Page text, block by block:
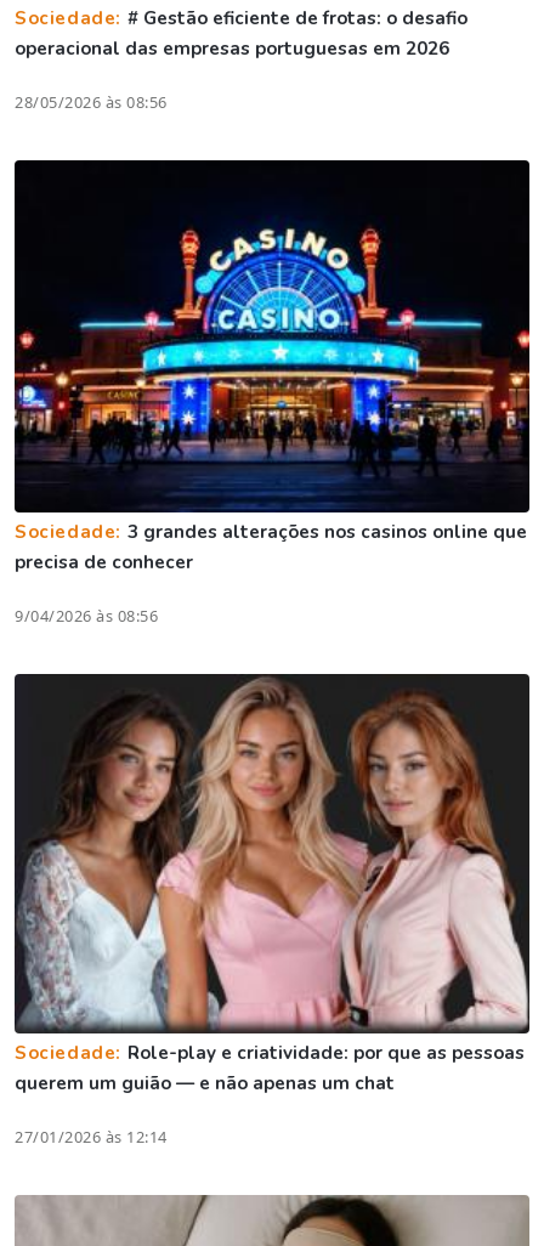
Sociedade: # Gestão eficiente de frotas: o desafio
operacional das empresas portuguesas em 2026
28/05/2026 às 08:56
Sociedade: 3 grandes alterações nos casinos online que
precisa de conhecer
9/04/2026 às 08:56
Sociedade: Role-play e criatividade: por que as pessoas
querem um guião — e não apenas um chat
27/01/2026 às 12:14